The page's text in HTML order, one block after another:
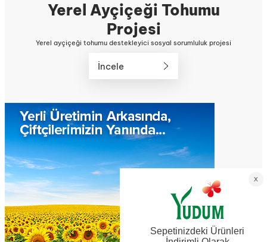
Yerel Ayçiçeği Tohumu
Projesi
Yerel ayçiçeği tohumu destekleyici sosyal sorumluluk projesi
İncele